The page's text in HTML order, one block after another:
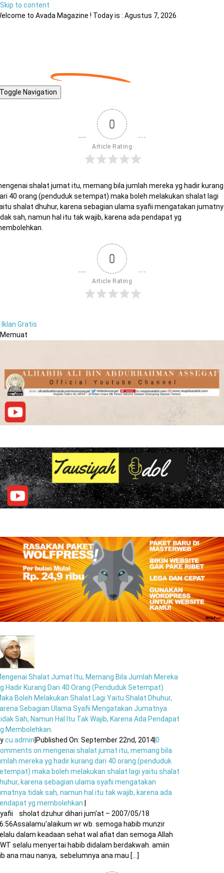
Skip to content
to Avada Magazine ! Today is : Agustus 7, 2026
Toggle Navigation
0
Article Rating
shalat jumat itu, memang bila jumlah mereka yg hadir kurang
40 orang (penduduk setempat) maka boleh melakukan shalat lagi
shalat dhuhur, karena sebagian ulama syafii mengatakan
sah, namun hal itu tak wajib, karena ada pendapat yg
0
Article Rating
Iklan Gratis
Memuat
Shalat Jumat Itu, Memang Bila Jumlah Mereka
Hadir Kurang Dari 40 Orang (penduduk Setempat)
Boleh Melakukan Shalat Lagi Yaitu Shalat Dhuhur,
Sebagian Ulama Syafii Mengatakan Jumatnya
Sah, Namun Hal Itu Tak Wajib, Karena Ada Pendapat
Membolehkan.
cu.admin Published On: September 22nd, 2014|0
on mengenai shalat jumat itu, memang bila
mereka yg hadir kurang dari 40 orang (penduduk
maka boleh melakukan shalat lagi yaitu shalat
karena sebagian ulama syafii mengatakan
tidak sah, namun hal itu tak wajib, karena ada
yg membolehkan.
sholat dzuhur dihari jum'at – 2007/05/18
wr wb. semoga habib munzir
dalam keadaan sehat wal afiat dan semoga Allah
selalu menyertai habib didalam berdakwah. amiin
ana mau nanya, sebelumnya ana mau [...]